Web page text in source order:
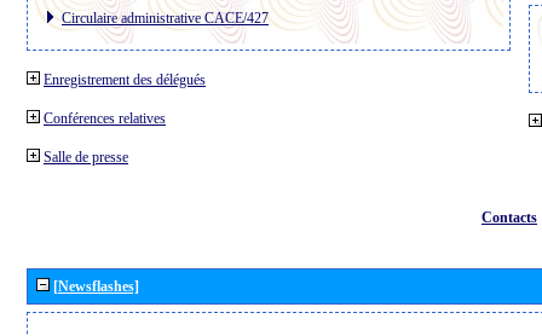
Circulaire administrative CACE/427
Enregistrement des délégués
Conférences relatives
Salle de presse
Contacts
[Newsflashes]